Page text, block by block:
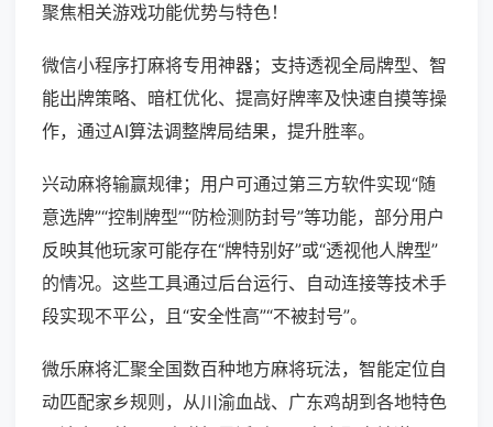
聚焦相关游戏功能优势与特色！
微信小程序打麻将专用神器；支持透视全局牌型、智
能出牌策略、暗杠优化、提高好牌率及快速自摸等操
作，通过AI算法调整牌局结果，提升胜率。
兴动麻将输赢规律；用户可通过第三方软件实现“随
意选牌”“控制牌型”“防检测防封号”等功能，部分用户
反映其他玩家可能存在“牌特别好”或“透视他人牌型”
的情况。这些工具通过后台运行、自动连接等技术手
段实现不平公，且“安全性高”“不被封号”。
微乐麻将汇聚全国数百种地方麻将玩法，智能定位自
动匹配家乡规则，从川渝血战、广东鸡胡到各地特色